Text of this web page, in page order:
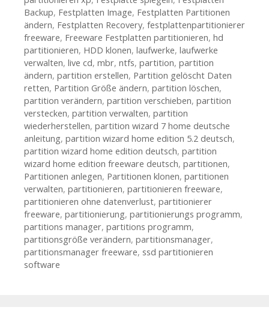
Backup, Festplatten Image, Festplatten Partitionen
ändern, Festplatten Recovery, festplattenpartitionierer
freeware, Freeware Festplatten partitionieren, hd
partitionieren, HDD klonen, laufwerke, laufwerke
verwalten, live cd, mbr, ntfs, partition, partition
ändern, partition erstellen, Partition gelöscht Daten
retten, Partition Größe ändern, partition löschen,
partition verändern, partition verschieben, partition
verstecken, partition verwalten, partition
wiederherstellen, partition wizard 7 home deutsche
anleitung, partition wizard home edition 5.2 deutsch,
partition wizard home edition deutsch, partition
wizard home edition freeware deutsch, partitionen,
Partitionen anlegen, Partitionen klonen, partitionen
verwalten, partitionieren, partitionieren freeware,
partitionieren ohne datenverlust, partitionierer
freeware, partitionierung, partitionierungs programm,
partitions manager, partitions programm,
partitionsgröße verändern, partitionsmanager,
partitionsmanager freeware, ssd partitionieren
software